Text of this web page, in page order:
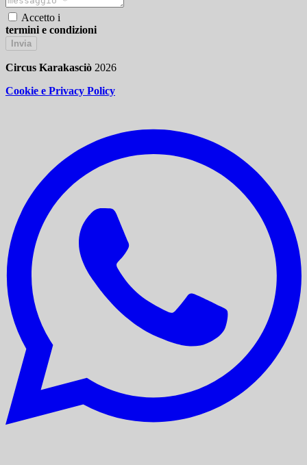
Accetto i
termini e condizioni
Invia
Circus Karakasciò 2026
Cookie e Privacy Policy